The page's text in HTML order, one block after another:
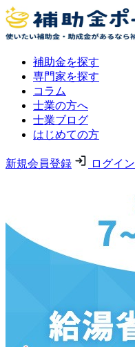
補助金を探す
専門家を探す
コラム
士業の方へ
士業ブログ
はじめての方
新規会員登録 ログイン